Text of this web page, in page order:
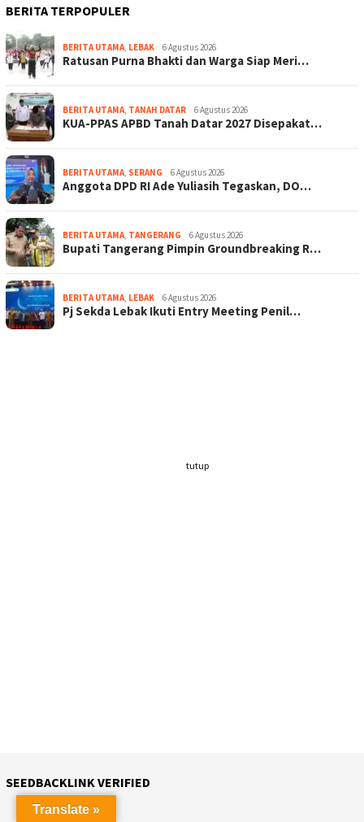
BERITA TERPOPULER
BERITA UTAMA, LEBAK 6 Agustus 2026
Ratusan Purna Bhakti dan Warga Siap Meri…
BERITA UTAMA, TANAH DATAR 6 Agustus 2026
KUA-PPAS APBD Tanah Datar 2027 Disepakat…
BERITA UTAMA, SERANG 6 Agustus 2026
Anggota DPD RI Ade Yuliasih Tegaskan, DO…
BERITA UTAMA, TANGERANG 6 Agustus 2026
Bupati Tangerang Pimpin Groundbreaking R…
BERITA UTAMA, LEBAK 6 Agustus 2026
Pj Sekda Lebak Ikuti Entry Meeting Penil…
SEEDBACKLINK VERIFIED
tutup
Translate »